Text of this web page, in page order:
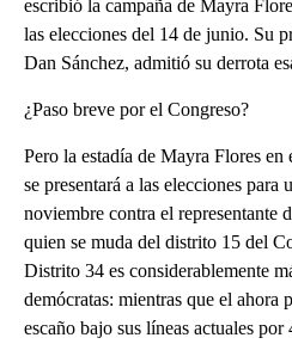
escribió la campaña de Mayra
las elecciones del 14 de junio. Su
Dan Sánchez, admitió su derrota
¿Paso breve por el Congreso?
Pero la estadía de Mayra Flores
se presentará a las elecciones para
noviembre contra el representante
quien se muda del distrito 15 del
Distrito 34 es considerablemente
demócratas: mientras que el ahora
escaño bajo sus líneas actuales